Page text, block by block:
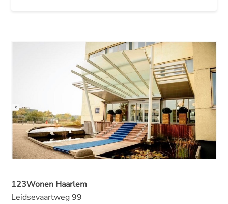
123Wonen Haarlem
Leidsevaartweg 99